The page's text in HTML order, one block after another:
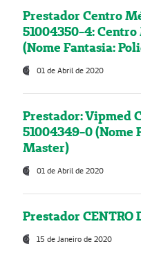
Prestador Centro
51004350-4:
(Nome Fantasia:
01 de Abril de 2020
Prestador: Vipmed
51004349-0 (Nome
Master)
01 de Abril de 2020
Prestador CENTRO
15 de Janeiro de 2020